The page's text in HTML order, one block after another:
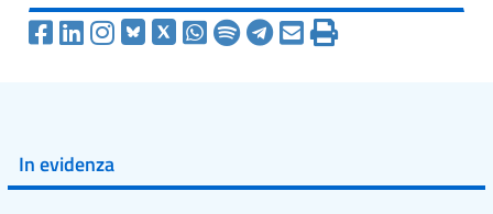
In evidenza